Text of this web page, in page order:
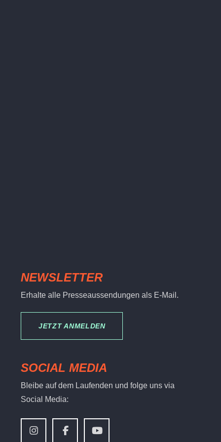
NEWSLETTER
Erhalte alle Presseaussendungen als E-Mail.
JETZT ANMELDEN
SOCIAL MEDIA
Bleibe auf dem Laufenden und folge uns via
Social Media: